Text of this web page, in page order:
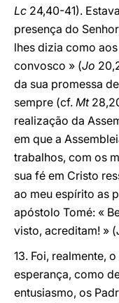
Lc 24,40-41).
presença do
lhes dizia como
convosco » (Jo
da sua promessa
sempre (cf. Mt
realização da
em que a
trabalhos, com os
sua fé em Cristo
ao meu espírito as
apóstolo Tomé: «
visto, acreditam! » (
13. Foi, realmente,
esperança, como
entusiasmo, os